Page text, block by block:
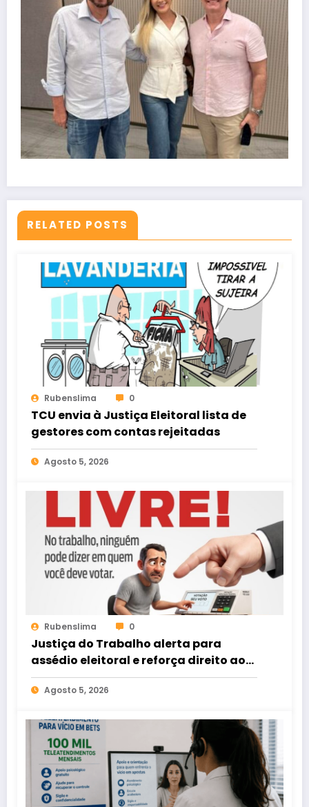
RELATED POSTS
Rubenslima 0
TCU envia à Justiça Eleitoral lista de
gestores com contas rejeitadas
Agosto 5, 2026
Rubenslima 0
Justiça do Trabalho alerta para
assédio eleitoral e reforça direito ao
voto livre nas relações de trabalho
Agosto 5, 2026